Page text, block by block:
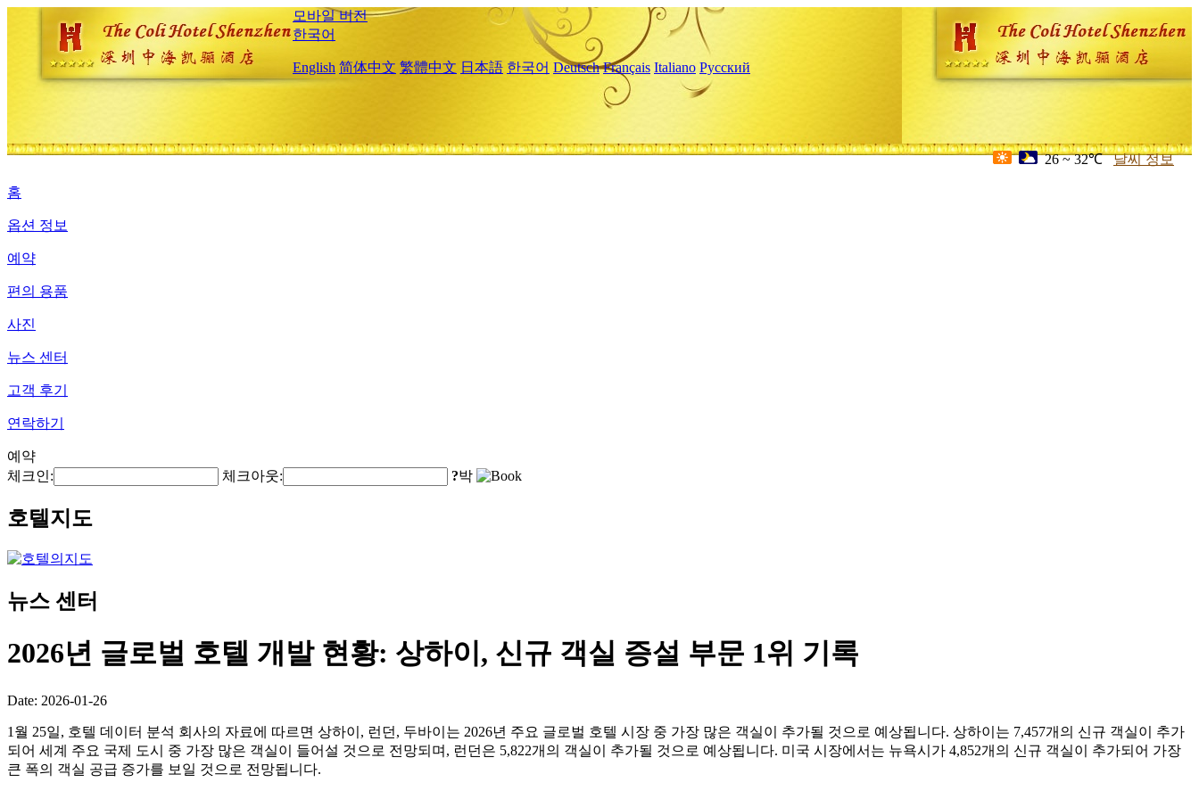
모바일 버전
한국어
English 简体中文 繁體中文 日本語 한국어 Deutsch Français Italiano Русский
26 ~ 32℃ 날씨 정보
홈
옵션 정보
예약
편의 용품
사진
뉴스 센터
고객 후기
연락하기
예약
체크인:
체크아웃: ?박
호텔지도
뉴스 센터
2026년 글로벌 호텔 개발 현황: 상하이, 신규 객실 증설 부문 1위 기록
Date: 2026-01-26
1월 25일, 호텔 데이터 분석 회사의 자료에 따르면 상하이, 런던, 두바이는 2026년 주요 글로벌 호텔 시장 중 가장 많은 객실이 추가될 것으로 예상됩니다. 상하이는 7,457개의 신규 객실이 추가
되어 세계 주요 국제 도시 중 가장 많은 객실이 들어설 것으로 전망되며, 런던은 5,822개의 객실이 추가될 것으로 예상됩니다. 미국 시장에서는 뉴욕시가 4,852개의 신규 객실이 추가되어 가장
큰 폭의 객실 공급 증가를 보일 것으로 전망됩니다.